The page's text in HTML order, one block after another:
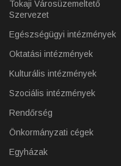
Tokaji Városüzemeltető
Szervezet
Egészségügyi intézmények
Oktatási intézmények
Kulturális intézmények
Szociális intézmények
Rendőrség
Önkormányzati cégek
Egyházak